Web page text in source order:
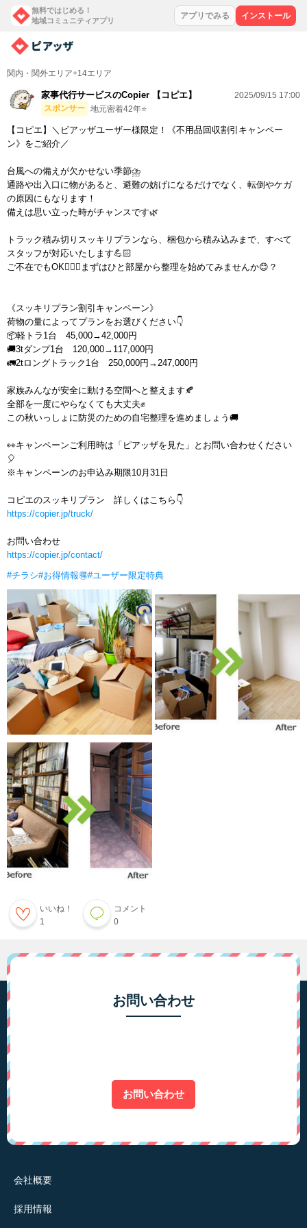
無料ではじめる！
地域コミュニティアプリ
アプリでみる インストール
関内・関外エリア+14エリア
家事代行サービスのCopier 【コピエ】
スポンサー 地元密着42年⭐️
2025/09/15 17:00
【コピエ】＼ピアッザユーザー様限定！《不用品回収割引キャンペー
ン》をご紹介／
台風への備えが欠かせない季節⛈️
通路や出入口に物があると、避難の妨げになるだけでなく、転倒やケガ
の原因にもなります！
備えは思い立った時がチャンスです🌿
トラック積み切りスッキリプランなら、梱包から積み込みまで、すべて
スタッフが対応いたします💪🏻
ご不在でもOK🙆🏻‍♀️まずはひと部屋から整理を始めてみませんか😊？
《スッキリプラン割引キャンペーン》
荷物の量によってプランをお選びください👇
📦軽トラ1台 45,000→42,000円
🚚3tダンプ1台 120,000→117,000円
🚛2tロングトラック1台 250,000円→247,000円
家族みんなが安全に動ける空間へと整えます🍂
全部を一度にやらなくても大丈夫✊
この秋いっしょに防災のための自宅整理を進めましょう🚚
👀キャンペーンご利用時は「ピアッザを見た」とお問い合わせください
🎈
※キャンペーンのお申込み期限10月31日
コピエのスッキリプラン 詳しくはこちら👇
https://copier.jp/truck/
お問い合わせ
https://copier.jp/contact/
#チラシ#お得情報🉐#ユーザー限定特典
いいね！
1
コメント
0
お問い合わせ
お問い合わせ
会社概要
採用情報